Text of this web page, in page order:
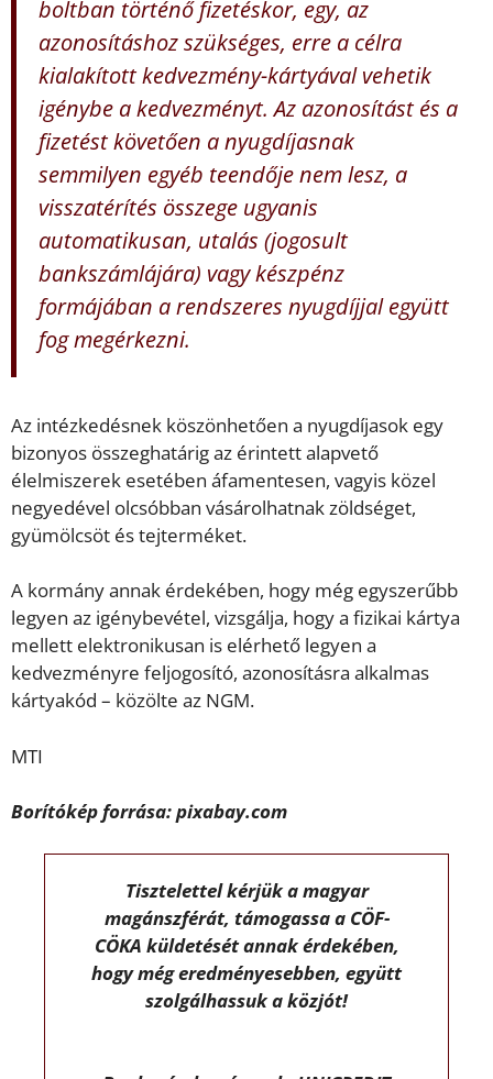
boltban történő fizetéskor, egy, az
azonosításhoz szükséges, erre a célra
kialakított kedvezmény-kártyával vehetik
igénybe a kedvezményt. Az azonosítást és a
fizetést követően a nyugdíjasnak
semmilyen egyéb teendője nem lesz, a
visszatérítés összege ugyanis
automatikusan, utalás (jogosult
bankszámlájára) vagy készpénz
formájában a rendszeres nyugdíjjal együtt
fog megérkezni.
Az intézkedésnek köszönhetően a nyugdíjasok egy
bizonyos összeghatárig az érintett alapvető
élelmiszerek esetében áfamentesen, vagyis közel
negyedével olcsóbban vásárolhatnak zöldséget,
gyümölcsöt és tejterméket.
A kormány annak érdekében, hogy még egyszerűbb
legyen az igénybevétel, vizsgálja, hogy a fizikai kártya
mellett elektronikusan is elérhető legyen a
kedvezményre feljogosító, azonosításra alkalmas
kártyakód – közölte az NGM.
MTI
Borítókép forrása: pixabay.com
Tisztelettel kérjük a magyar
magánszférát, támogassa a CÖF-
CÖKA küldetését annak érdekében,
hogy még eredményesebben, együtt
szolgálhassuk a közjót!